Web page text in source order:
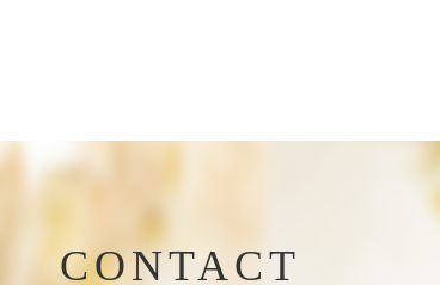
CONTACT